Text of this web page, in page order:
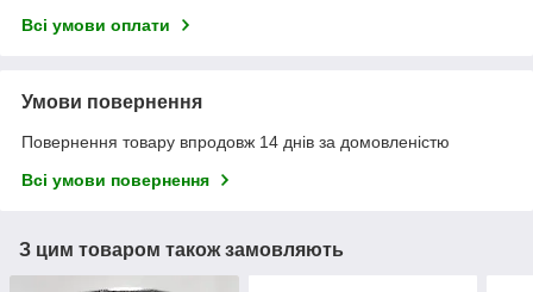
Всі умови оплати
Умови повернення
Повернення товару впродовж 14 днів за домовленістю
Всі умови повернення
З цим товаром також замовляють